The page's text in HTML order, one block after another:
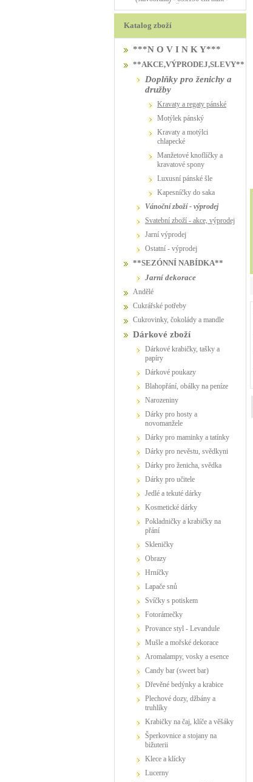
PŮJČOVNA
PŮJČOVNA
Katalog zboží
***N O V I N K Y***
**AKCE,VÝPRODEJ,SLEVY**
Doplňky pro ženichy a
družby
kravaty a regaty pánské
motýlek pánský
kravaty a motýlci
chlapecké
manžetové knoflíčky a
kravatové spony
luxusní pánské šle
kapesníčky do saka
vánoční zboží - výprodej
svatební zboží - akce, výprodej
jarní výprodej
ostatní - výprodej
**SEZÓNNÍ NABÍDKA**
jarní dekorace
Andělé
Cukrářské potřeby
Cukrovinky, čokolády a mandle
Dárkové zboží
Dárkové krabičky, tašky a
papíry
Dárkové poukazy
Blahopřání, obálky na peníze
Narozeniny
Dárky pro hosty a
novomanžele
Dárky pro maminky a tatínky
Dárky pro nevěstu, svědkyni
Dárky pro ženicha, svědka
Dárky pro učitele
Jedlé a tekuté dárky
Kosmetické dárky
Pokladničky a krabičky na
přání
Skleničky
Obrazy
Hrníčky
Lapače snů
Svíčky s potiskem
Fotorámečky
Provance styl - Levandule
Mušle a mořské dekorace
Aromalampy, vosky a esence
Candy bar (sweet bar)
Dřevěné bedýnky a krabice
Plechové dozy, džbány a
truhlíky
Krabičky na čaj, klíče a věšáky
Šperkovnice a stojany na
bižuterii
Klece a klícky
Lucerny